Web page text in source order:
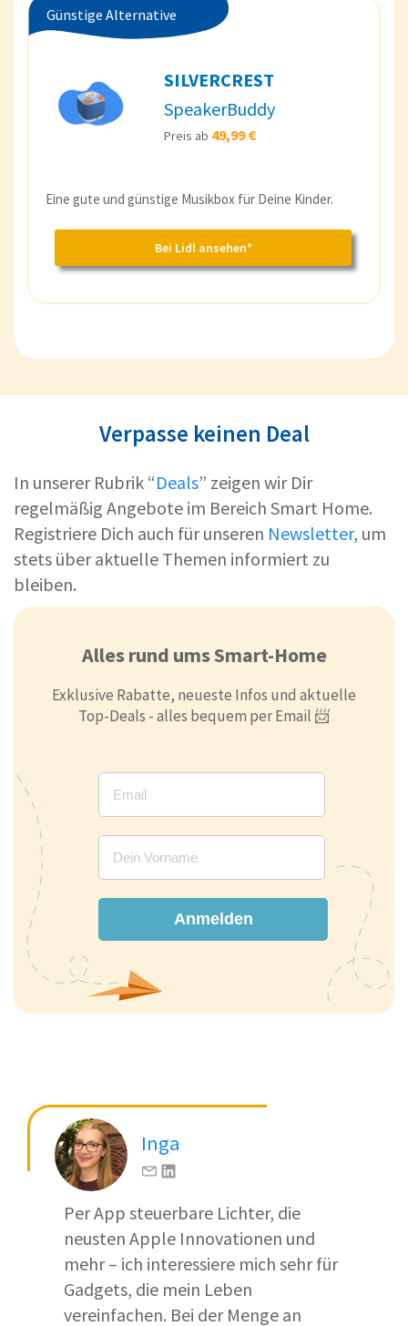
Günstige Alternative
SILVERCREST
SpeakerBuddy
Preis ab 49,99 €
Eine gute und günstige Musikbox für Deine Kinder.
Bei Lidl ansehen*
Verpasse keinen Deal
In unserer Rubrik “Deals” zeigen wir Dir
regelmäßig Angebote im Bereich Smart Home.
Registriere Dich auch für unseren Newsletter, um
stets über aktuelle Themen informiert zu
bleiben.
Alles rund ums Smart-Home
Exklusive Rabatte, neueste Infos und aktuelle
Top-Deals - alles bequem per Email 📨
Anmelden
Inga
Per App steuerbare Lichter, die
neusten Apple Innovationen und
mehr – ich interessiere mich sehr für
Gadgets, die mein Leben
vereinfachen. Bei der Menge an